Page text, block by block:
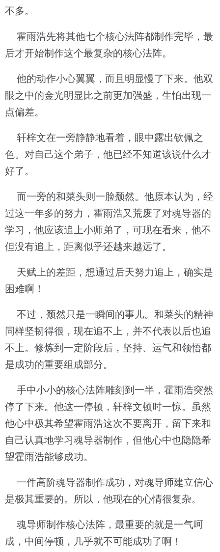
不多。
霍雨浩先将其他七个核心法阵都制作完毕，最
后才开始制作这个最复杂的核心法阵。
他的动作小心翼翼，而且明显慢了下来。他双
眼之中的金光明显比之前更加强盛，生怕出现一
点偏差。
轩梓文在一旁静静地看着，眼中露出钦佩之
色。对自己这个弟子，他已经不知道该说什么才
好了。
而一旁的和菜头则一脸颓然。他原本认为，经
过这一年多的努力，霍雨浩又荒废了对魂导器的
学习，他应该追上小师弟了，可现在看来，他不
但没有追上，距离似乎还越来越远了。
天赋上的差距，想通过后天努力追上，确实是
困难啊！
不过，颓然只是一瞬间的事儿。和菜头的精神
同样坚韧得很，现在追不上，并不代表以后也追
不上。修炼到一定阶段后，坚持、运气和领悟都
是成功的重要组成部分。
手中小小的核心法阵雕刻到一半，霍雨浩突然
停了下来。他这一停顿，轩梓文顿时一惊。虽然
他心中极其希望霍雨浩这次不要离开，留下来和
自己认真地学习魂导器制作，但他心中也隐隐希
望霍雨浩能够成功。
一件高阶魂导器制作成功，对魂导师建立信心
是极其重要的。所以，他现在的心情很复杂。
魂导师制作核心法阵，最重要的就是一气呵
成，中间停顿，几乎就不可能成功了啊！